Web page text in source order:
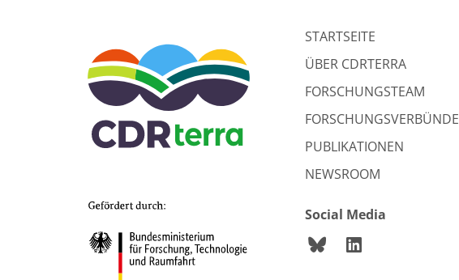
STARTSEITE
ÜBER CDRTERRA
FORSCHUNGSTEAM
FORSCHUNGSVERBÜNDE
PUBLIKATIONEN
NEWSROOM
Social Media